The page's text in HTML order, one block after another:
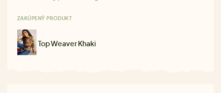
ZAKÚPENÝ PRODUKT
Top Weaver Khaki